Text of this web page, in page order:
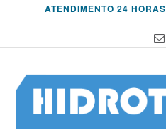
ATENDIMENTO 24 HORAS